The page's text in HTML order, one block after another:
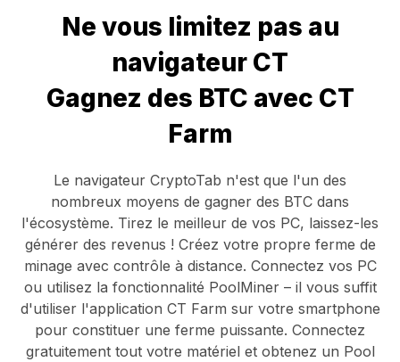
Ne vous limitez pas au
navigateur CT
Gagnez des BTC avec CT
Farm
Le navigateur CryptoTab n'est que l'un des
nombreux moyens de gagner des BTC dans
l'écosystème. Tirez le meilleur de vos PC, laissez-les
générer des revenus ! Créez votre propre ferme de
minage avec contrôle à distance. Connectez vos PC
ou utilisez la fonctionnalité PoolMiner– il vous suffit
d'utiliser l'application CT Farm sur votre smartphone
pour constituer une ferme puissante. Connectez
gratuitement tout votre matériel et obtenez un Pool